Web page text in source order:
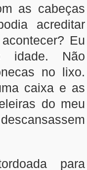
as cabeças
acreditar
Eu
idade. Não
no lixo.
caixa e as
do meu
para